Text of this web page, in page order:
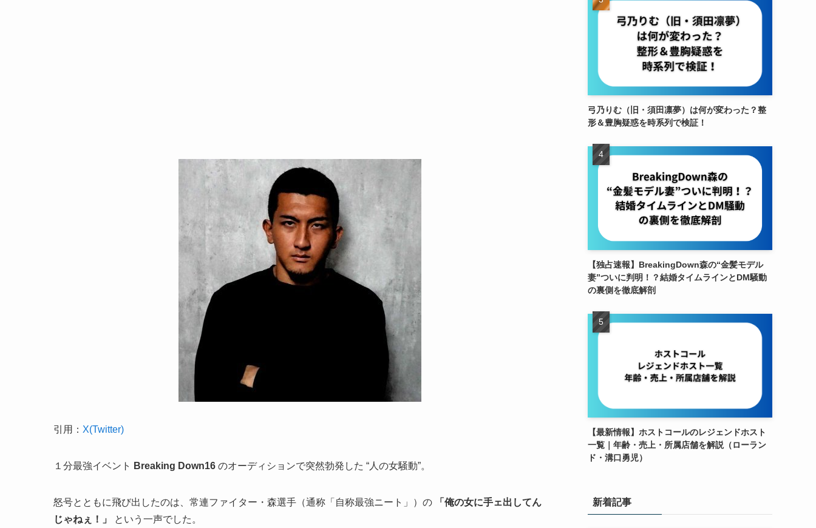
引用： X(Twitter)
１分最強イベント Breaking Down16 のオーディションで突然勃発した “人の女騒動”。
怒号とともに飛び出したのは、常連ファイター・森選手（通称「自称最強ニート」）の
「俺の女に手ェ出してん
じゃねぇ！」
という一声でした。
弓乃りむ（旧・須田凛夢）は何が変わった？整
形＆豊胸疑惑を時系列で検証！
【独占速報】BreakingDown森の“金髪モデル
妻”ついに判明！？結婚タイムラインとDM騒動
の裏側を徹底解剖
【最新情報】ホストコールのレジェンドホスト
一覧｜年齢・売上・所属店舗を解説（ローラン
ド・溝口勇児）
新着記事